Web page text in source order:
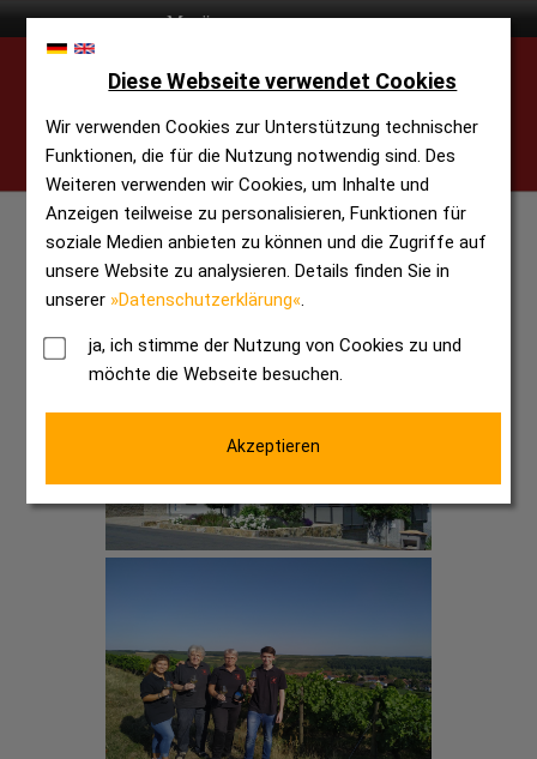
Diese Webseite verwendet Cookies
Wir verwenden Cookies zur Unterstützung technischer
Funktionen, die für die Nutzung notwendig sind. Des
Weiteren verwenden wir Cookies, um Inhalte und
Anzeigen teilweise zu personalisieren, Funktionen für
soziale Medien anbieten zu können und die Zugriffe auf
unsere Website zu analysieren. Details finden Sie in
unserer »Datenschutzerklärung«.
ja, ich stimme der Nutzung von Cookies zu und
möchte die Webseite besuchen.
Akzeptieren